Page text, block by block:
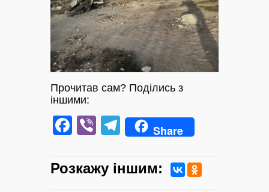
Прочитав сам? Поділись з
іншими:
Facebook
ViberTelegram
Share
Розкажу iншим: